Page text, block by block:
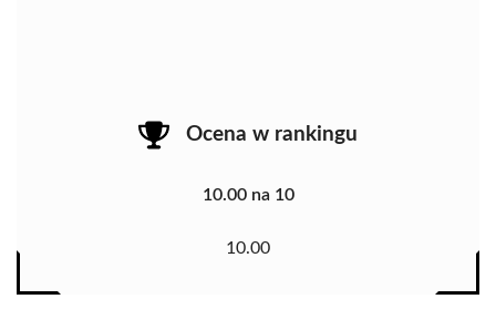
Ocena w rankingu
10.00 na 10
10.00